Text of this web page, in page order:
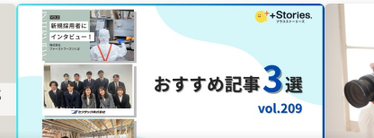
#マイ
#秋田
#栃木
#石川
#滋賀県
#岡山
#熊本県